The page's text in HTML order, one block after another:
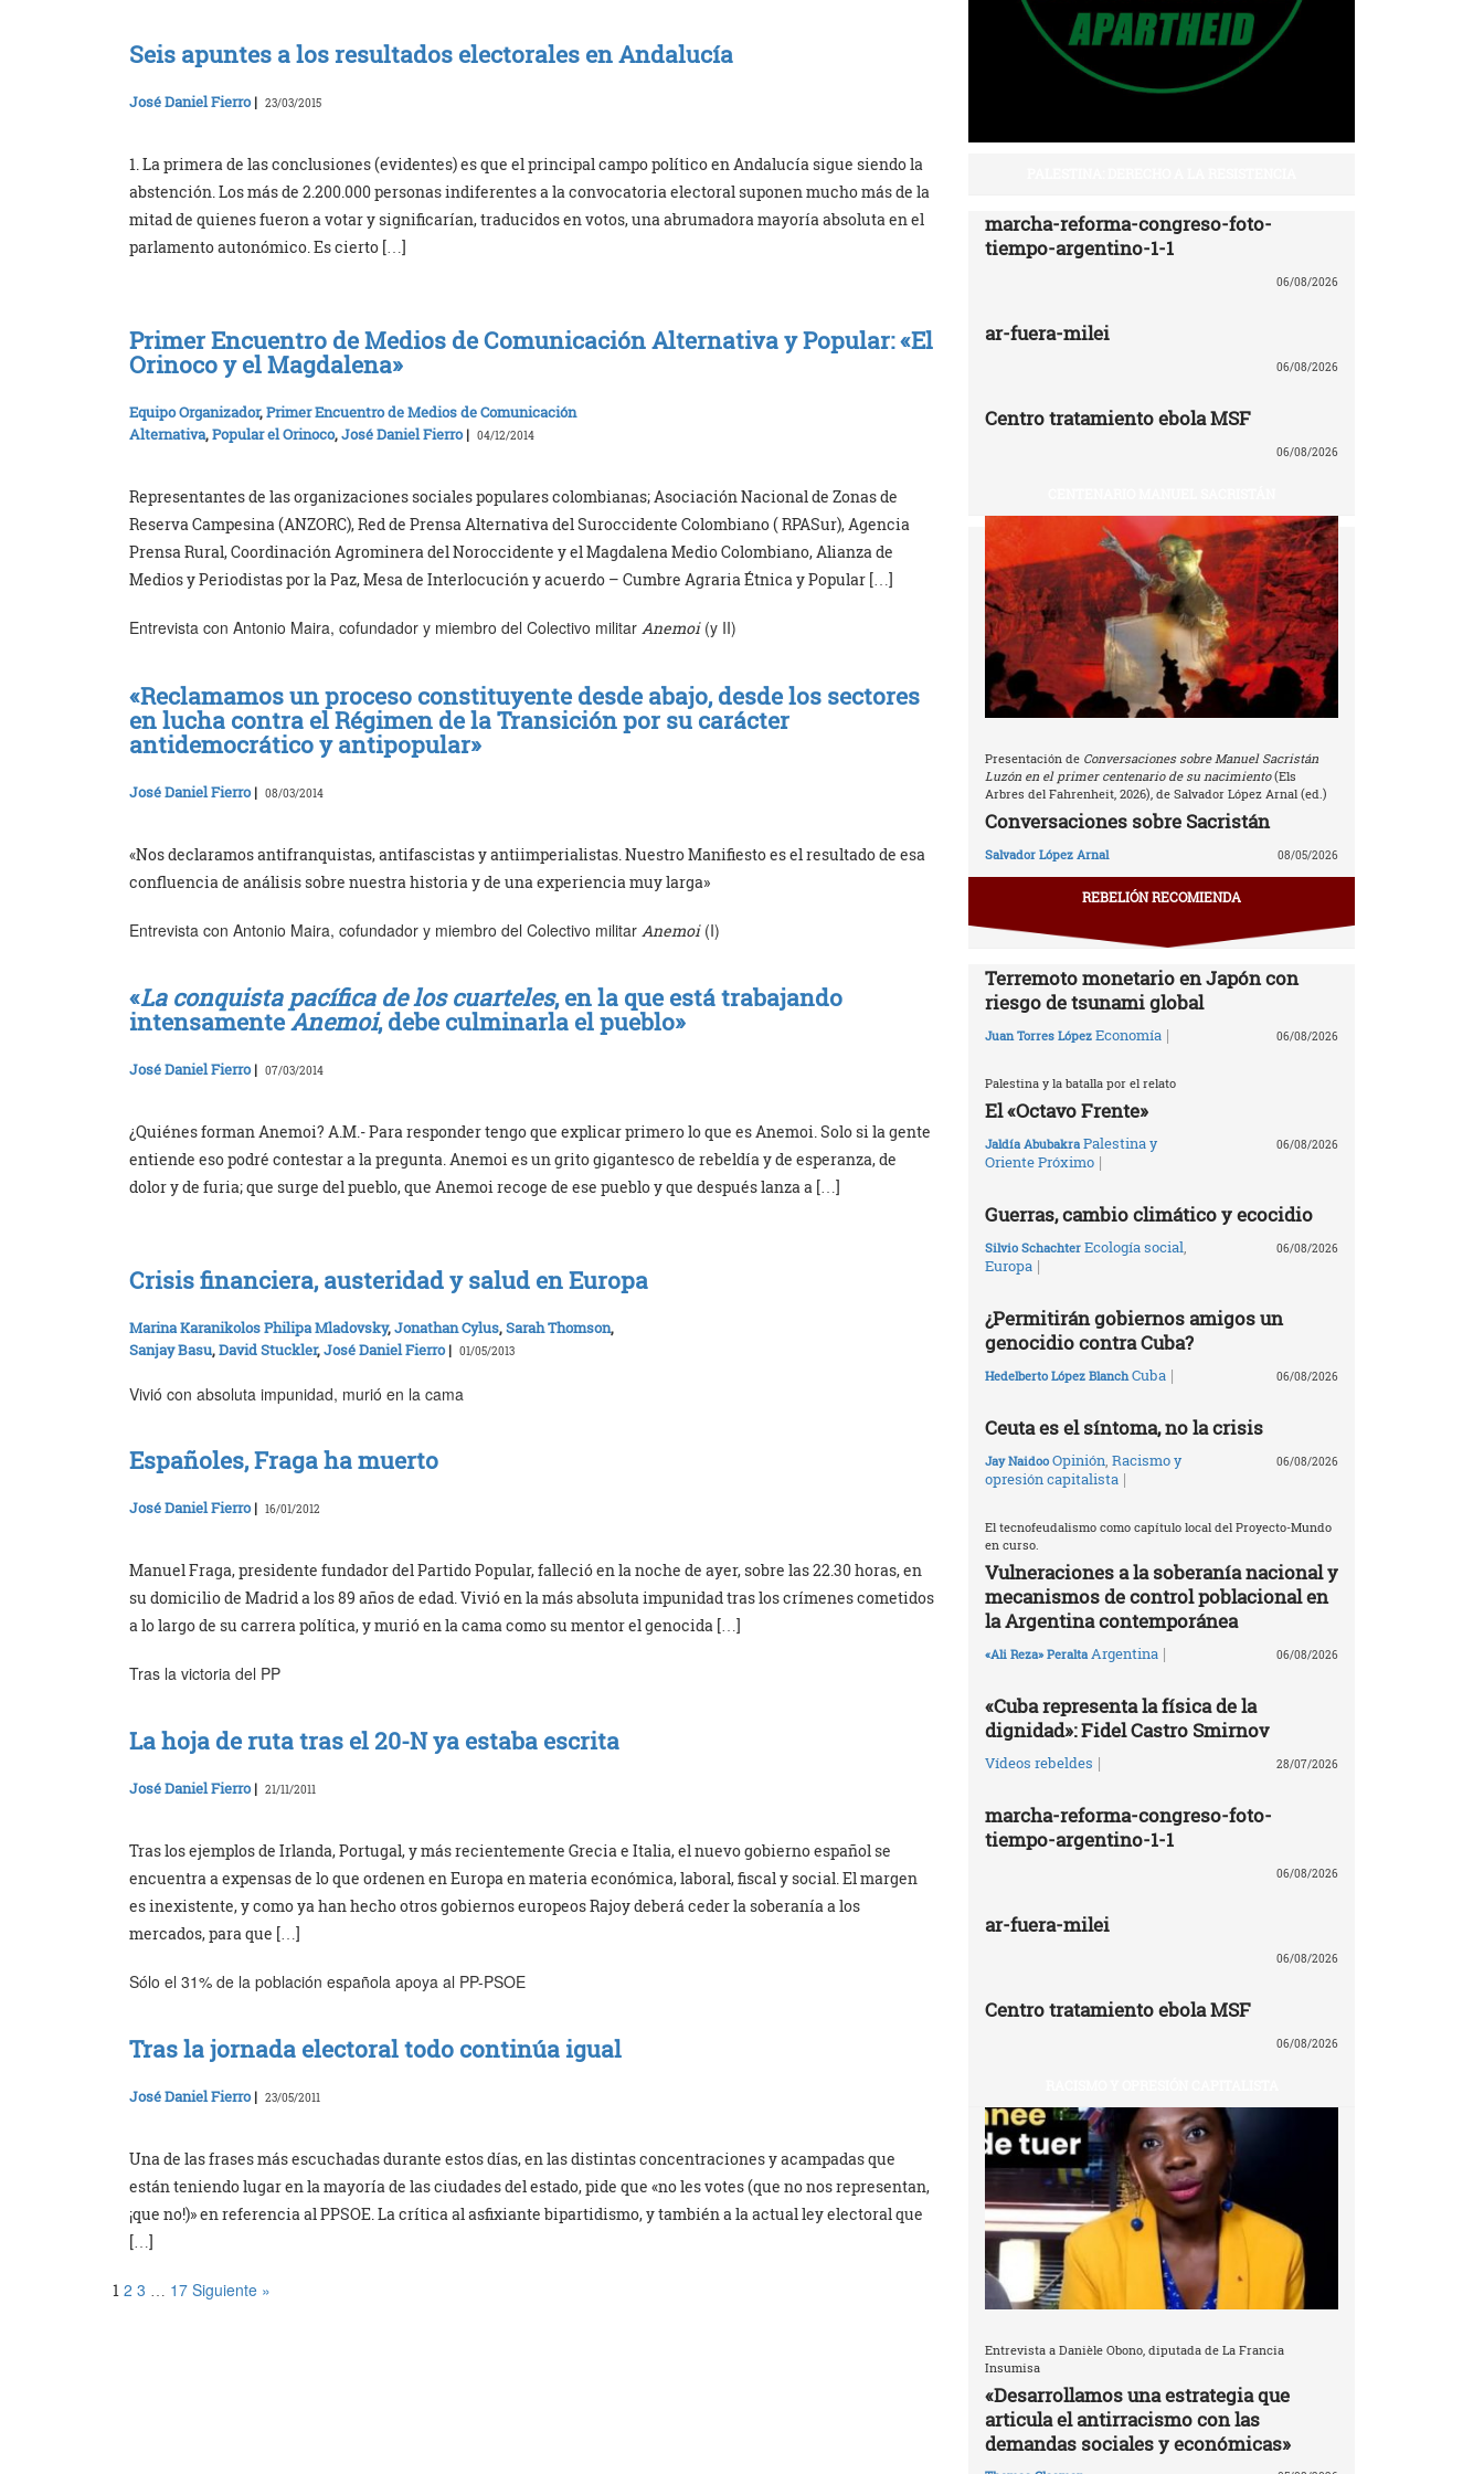
Seis apuntes a los resultados electorales en Andalucía
José Daniel Fierro| 23/03/2015
1. La primera de las conclusiones (evidentes) es que el principal campo político en Andalucía sigue siendo la
abstención. Los más de 2.200.000 personas indiferentes a la convocatoria electoral suponen mucho más de la
mitad de quienes fueron a votar y significarían, traducidos en votos, una abrumadora mayoría absoluta en el
parlamento autonómico. Es cierto […]
Primer Encuentro de Medios de Comunicación Alternativa y Popular: «El
Orinoco y el Magdalena»
Equipo Organizador,Primer Encuentro de Medios de Comunicación
Alternativa,Popular el Orinoco,José Daniel Fierro| 04/12/2014
Representantes de las organizaciones sociales populares colombianas; Asociación Nacional de Zonas de
Reserva Campesina (ANZORC), Red de Prensa Alternativa del Suroccidente Colombiano ( RPASur), Agencia
Prensa Rural, Coordinación Agrominera del Noroccidente y el Magdalena Medio Colombiano, Alianza de
Medios y Periodistas por la Paz, Mesa de Interlocución y acuerdo – Cumbre Agraria Étnica y Popular […]
Entrevista con Antonio Maira, cofundador y miembro del Colectivo militar Anemoi(y II)
«Reclamamos un proceso constituyente desde abajo, desde los sectores
en lucha contra el Régimen de la Transición por su carácter
antidemocrático y antipopular»
José Daniel Fierro| 08/03/2014
«Nos declaramos antifranquistas, antifascistas y antiimperialistas. Nuestro Manifiesto es el resultado de esa
confluencia de análisis sobre nuestra historia y de una experiencia muy larga»
Entrevista con Antonio Maira, cofundador y miembro del Colectivo militar Anemoi(I)
«La conquista pacífica de los cuarteles, en la que está trabajando
intensamenteAnemoi, debe culminarla el pueblo»
José Daniel Fierro| 07/03/2014
¿Quiénes forman Anemoi? A.M.- Para responder tengo que explicar primero lo que es Anemoi. Solo si la gente
entiende eso podré contestar a la pregunta. Anemoi es un grito gigantesco de rebeldía y de esperanza, de
dolor y de furia; que surge del pueblo, que Anemoi recoge de ese pueblo y que después lanza a […]
Crisis financiera, austeridad y salud en Europa
Marina Karanikolos Philipa Mladovsky,Jonathan Cylus,Sarah Thomson,
Sanjay Basu,David Stuckler,José Daniel Fierro| 01/05/2013
Vivió con absoluta impunidad, murió en la cama
Españoles, Fraga ha muerto
José Daniel Fierro| 16/01/2012
Manuel Fraga, presidente fundador del Partido Popular, falleció en la noche de ayer, sobre las 22.30 horas, en
su domicilio de Madrid a los 89 años de edad. Vivió en la más absoluta impunidad tras los crímenes cometidos
a lo largo de su carrera política, y murió en la cama como su mentor el genocida […]
Tras la victoria del PP
La hoja de ruta tras el 20-N ya estaba escrita
José Daniel Fierro| 21/11/2011
Tras los ejemplos de Irlanda, Portugal, y más recientemente Grecia e Italia, el nuevo gobierno español se
encuentra a expensas de lo que ordenen en Europa en materia económica, laboral, fiscal y social. El margen
es inexistente, y como ya han hecho otros gobiernos europeos Rajoy deberá ceder la soberanía a los
mercados, para que […]
Sólo el 31% de la población española apoya al PP-PSOE
Tras la jornada electoral todo continúa igual
José Daniel Fierro| 23/05/2011
Una de las frases más escuchadas durante estos días, en las distintas concentraciones y acampadas que
están teniendo lugar en la mayoría de las ciudades del estado, pide que «no les votes (que no nos representan,
¡que no!)» en referencia al PPSOE. La crítica al asfixiante bipartidismo, y también a la actual ley electoral que
[…]
1 2 3 17 Siguiente »
marcha-reforma-congreso-foto-
tiempo-argentino-1-1
06/08/2026
ar-fuera-milei
06/08/2026
Centro tratamiento ebola MSF
06/08/2026
Presentación de Conversaciones sobre Manuel Sacristán
Luzón en el primer centenario de su nacimiento(Els
Arbres del Fahrenheit, 2026), de Salvador López Arnal (ed.)
Conversaciones sobre Sacristán
Salvador López Arnal 08/05/2026
REBELIÓN RECOMIENDA
Terremoto monetario en Japón con
riesgo de tsunami global
Juan Torres López Economía | 06/08/2026
Palestina y la batalla por el relato
El «Octavo Frente»
Jaldía Abubakra Palestina y
Oriente Próximo |
06/08/2026
Guerras, cambio climático y ecocidio
Silvio Schachter Ecología social
Europa |
06/08/2026
¿Permitirán gobiernos amigos un
genocidio contra Cuba?
Hedelberto López Blanch Cuba | 06/08/2026
Ceuta es el síntoma, no la crisis
Jay Naidoo Opinión Racismo y
opresión capitalista |
06/08/2026
El tecnofeudalismo como capítulo local del Proyecto-Mundo
en curso.
Vulneraciones a la soberanía nacional y
mecanismos de control poblacional en
la Argentina contemporánea
«Ali Reza» Peralta Argentina | 06/08/2026
«Cuba representa la física de la
dignidad»: Fidel Castro Smirnov
Vídeos rebeldes | 28/07/2026
marcha-reforma-congreso-foto-
tiempo-argentino-1-1
06/08/2026
ar-fuera-milei
06/08/2026
Centro tratamiento ebola MSF
06/08/2026
Entrevista a Danièle Obono, diputada de La Francia
Insumisa
«Desarrollamos una estrategia que
articula el antirracismo con las
demandas sociales y económicas»